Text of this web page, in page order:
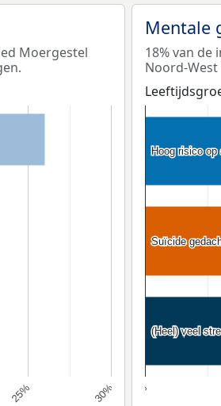
Moergestel
25% 30%
Mentale
18% van
Noord-
0%
Hoog risico
Hoog risico
Suïcide
Suïcide
(Heel) veel
(Heel) veel